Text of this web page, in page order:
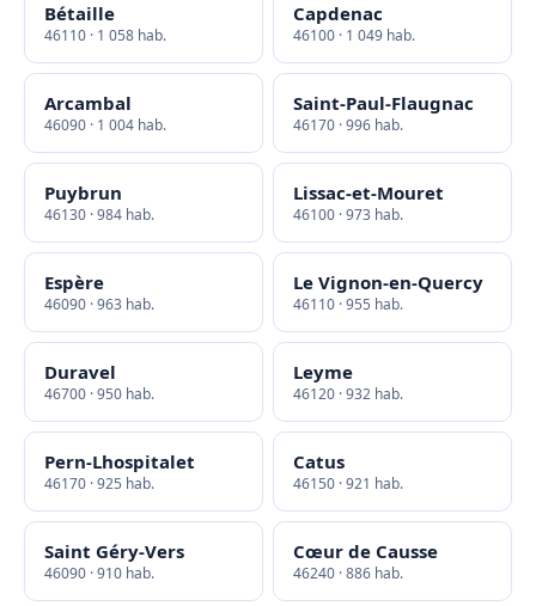
Bétaille
46110 · 1 058 hab.
Capdenac
46100 · 1 049 hab.
Arcambal
46090 · 1 004 hab.
Saint-Paul-Flaugnac
46170 · 996 hab.
Puybrun
46130 · 984 hab.
Lissac-et-Mouret
46100 · 973 hab.
Espère
46090 · 963 hab.
Le Vignon-en-Quercy
46110 · 955 hab.
Duravel
46700 · 950 hab.
Leyme
46120 · 932 hab.
Pern-Lhospitalet
46170 · 925 hab.
Catus
46150 · 921 hab.
Saint Géry-Vers
46090 · 910 hab.
Cœur de Causse
46240 · 886 hab.